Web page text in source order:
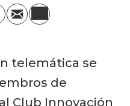
telemática se
de
Club Innovación